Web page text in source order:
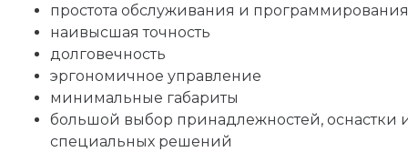
простота обслуживания и программирования
наивысшая точность
долговечность
эргономичное управление
минимальные габариты
большой выбор принадлежностей, оснастки
специальных решений